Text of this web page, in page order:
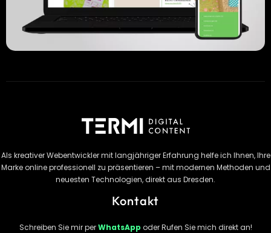
Als kreativer Webentwickler mit langjähriger Erfahrung helfe ich Ihnen, Ihre
Marke online professionell zu präsentieren – mit modernen Methoden und
neuesten Technologien, direkt aus Dresden.
Kontakt
Schreiben Sie mir perWhatsApp oder Rufen Sie mich direkt an!